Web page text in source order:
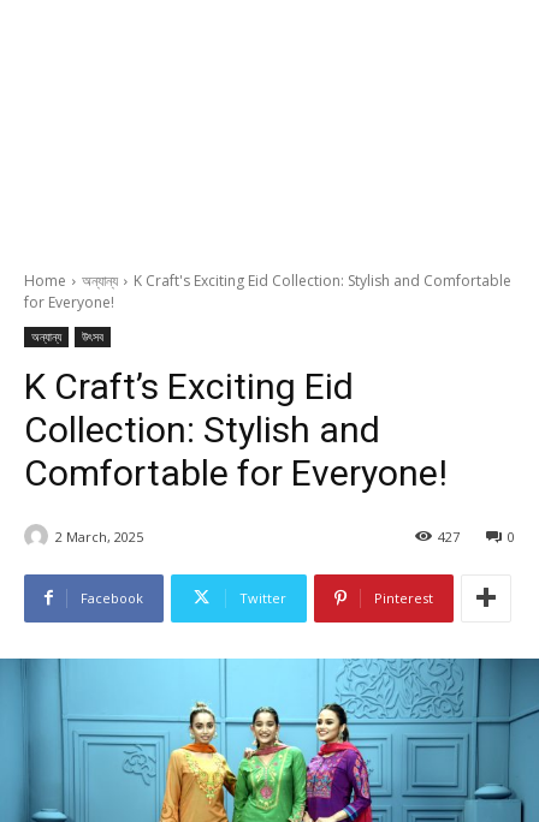
Home অন্যান্য
K Craft's Exciting Eid Collection: Stylish and Comfortable
for Everyone!
অন্যান্য উৎসব
K Craft’s Exciting Eid
Collection: Stylish and
Comfortable for Everyone!
2 March, 2025 0
427
Facebook Twitter Pinterest